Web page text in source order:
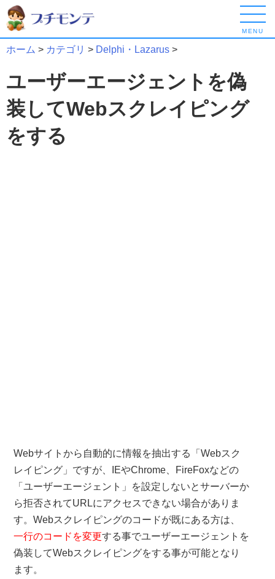
MENU
ホーム > カテゴリ > Delphi・Lazarus >
ユーザーエージェントを偽
装してWebスクレイピング
をする
Webサイトから自動的に情報を抽出する「Webスク
レイピング」ですが、IEやChrome、FireFoxなどの
「ユーザーエージェント」を設定しないとサーバーか
ら拒否されてURLにアクセスできない場合がありま
す。Webスクレイピングのコードが既にある方は、
一行のコードを変更する事でユーザーエージェントを
偽装してWebスクレイピングをする事が可能となり
ます。